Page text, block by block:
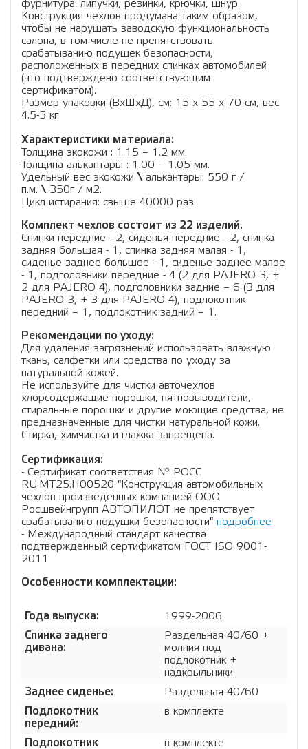
фурнитура: липучки, резинки, крючки, шнур.
Конструкция чехлов продумана таким образом,
чтобы не нарушать заводскую функциональность
салона, в том числе не препятствовать
срабатыванию подушек безопасности,
расположенных в передних спинках автомобилей
(что подтверждено соответствующим
сертификатом).
Размер упаковки (ВхШхД), см: 15 x 55 x 70 см, вес
4.5-5 кг.
Характеристики материала:
Толщина экокожи : 1.15 – 1.2 мм.
Толщина алькантары : 1.00 – 1.05 мм.
Удельный вес экокожи \ алькантары: 550 г /
п.м. \ 350г / м2.
Цикл истирания: свыше 40000 раз.
Комплект чехлов состоит из 22 изделий.
Спинки передние - 2, сиденья передние - 2, спинка
задняя большая - 1, спинка задняя малая - 1,
сиденье заднее большое - 1, сиденье заднее малое
- 1, подголовники передние - 4 (2 для PAJERO 3, +
2 для PAJERO 4), подголовники задние – 6 (3 для
PAJERO 3, + 3 для PAJERO 4), подлокотник
передний – 1, подлокотник задний – 1.
Рекомендации по уходу:
Для удаления загрязнений использовать влажную
ткань, салфетки или средства по уходу за
натуральной кожей.
Не используйте для чистки авточехлов
хлорсодержащие порошки, пятновыводители,
стиральные порошки и другие моющие средства, не
предназначенные для чистки натуральной кожи.
Стирка, химчистка и глажка запрещена.
Сертификация:
- Сертификат соответствия № РОСС
RU.МТ25.Н00520 "Конструкция автомобильных
чехлов произведенных компанией ООО
Росшвейнгрупп АВТОПИЛОТ не препятствует
срабатыванию подушки безопасности" подробнее
- Международный стандарт качества
подтвержденный сертификатом ГОСТ ISO 9001-
2011
Особенности комплектации:
Года выпуска:
1999-2006
Спинка заднего
дивана:
Раздельная 40/60 +
молния под
подлокотник +
надкрыльники
Заднее сиденье:
Раздельная 40/60
Подлокотник
передний:
в комплекте
Подлокотник
в комплекте